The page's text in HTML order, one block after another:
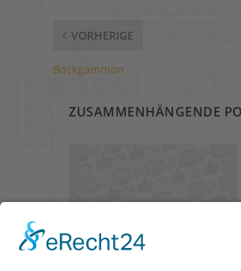
VORHERIGE
Backgammon
ZUSAMMENHÄNGENDE